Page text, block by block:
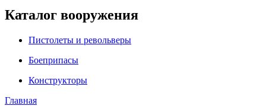
Каталог вооружения
Пистолеты и револьверы
Боеприпасы
Конструкторы
Главная